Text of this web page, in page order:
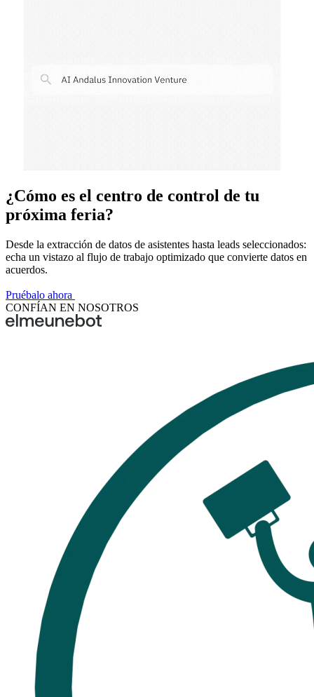
¿Cómo es el centro de control de tu
próxima feria?
Desde la extracción de datos de asistentes hasta leads seleccionados:
echa un vistazo al flujo de trabajo optimizado que convierte datos en
acuerdos.
Pruébalo ahora
CONFÍAN EN NOSOTROS